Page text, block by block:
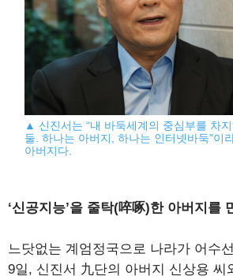
▲ 신진서는 “내 바둑세계의 중심부를 차
둘. 하나는 아버지, 하나는 인터넷바둑”이
아버지다.
‘신공지능’을 줄탁(啐啄)한 아버지를
느닷없는 계엄정국으로 나라가 어수
9일, 신진서 九단의 아버지 신상용 씨